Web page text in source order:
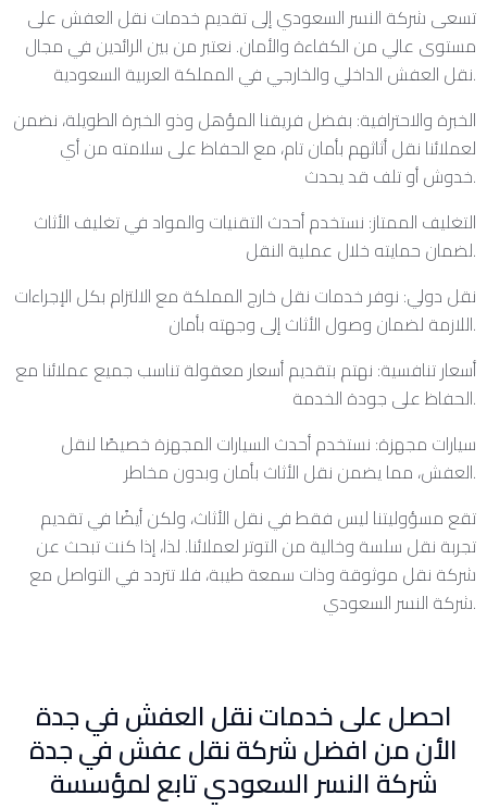
تسعى شركة النسر السعودي إلى تقديم خدمات نقل العفش على
مستوى عالي من الكفاءة والأمان. نعتبر من بين الرائدين في مجال
نقل العفش الداخلي والخارجي في المملكة العربية السعودية.
الخبرة والاحترافية: بفضل فريقنا المؤهل وذو الخبرة الطويلة، نضمن
لعملائنا نقل أثاثهم بأمان تام، مع الحفاظ على سلامته من أي
خدوش أو تلف قد يحدث.
التغليف الممتاز: نستخدم أحدث التقنيات والمواد في تغليف الأثاث
لضمان حمايته خلال عملية النقل.
نقل دولي: نوفر خدمات نقل خارج المملكة مع الالتزام بكل الإجراءات
اللازمة لضمان وصول الأثاث إلى وجهته بأمان.
أسعار تنافسية: نهتم بتقديم أسعار معقولة تناسب جميع عملائنا مع
الحفاظ على جودة الخدمة.
سيارات مجهزة: نستخدم أحدث السيارات المجهزة خصيصًا لنقل
العفش، مما يضمن نقل الأثاث بأمان وبدون مخاطر.
تقع مسؤوليتنا ليس فقط في نقل الأثاث، ولكن أيضًا في تقديم
تجربة نقل سلسة وخالية من التوتر لعملائنا. لذا، إذا كنت تبحث عن
شركة نقل موثوقة وذات سمعة طيبة، فلا تتردد في التواصل مع
شركة النسر السعودي.
احصل على خدمات نقل العفش في جدة
الأن من افضل شركة نقل عفش في جدة
شركة النسر السعودي تابع لمؤسسة